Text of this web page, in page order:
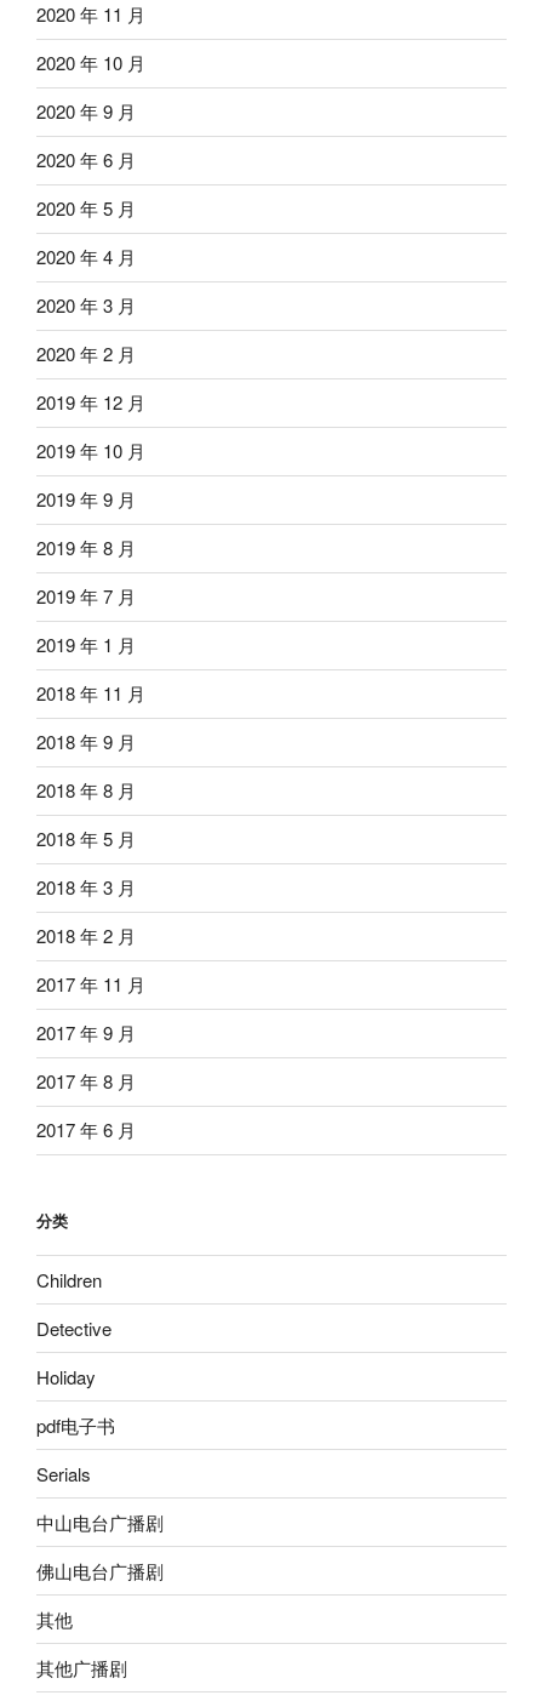
2020 年 11 月
2020 年 10 月
2020 年 9 月
2020 年 6 月
2020 年 5 月
2020 年 4 月
2020 年 3 月
2020 年 2 月
2019 年 12 月
2019 年 10 月
2019 年 9 月
2019 年 8 月
2019 年 7 月
2019 年 1 月
2018 年 11 月
2018 年 9 月
2018 年 8 月
2018 年 5 月
2018 年 3 月
2018 年 2 月
2017 年 11 月
2017 年 9 月
2017 年 8 月
2017 年 6 月
分类
Children
Detective
Holiday
pdf电子书
Serials
中山电台广播剧
佛山电台广播剧
其他
其他广播剧